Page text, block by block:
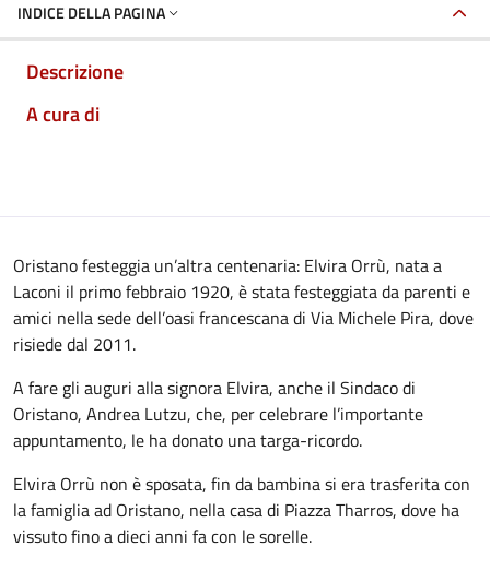
INDICE DELLA PAGINA
Descrizione
A cura di
Oristano festeggia un’altra centenaria: Elvira Orrù, nata a
Laconi il primo febbraio 1920, è stata festeggiata da parenti e
amici nella sede dell’oasi francescana di Via Michele Pira, dove
risiede dal 2011.
A fare gli auguri alla signora Elvira, anche il Sindaco di
Oristano, Andrea Lutzu, che, per celebrare l’importante
appuntamento, le ha donato una targa-ricordo.
Elvira Orrù non è sposata, fin da bambina si era trasferita con
la famiglia ad Oristano, nella casa di Piazza Tharros, dove ha
vissuto fino a dieci anni fa con le sorelle.